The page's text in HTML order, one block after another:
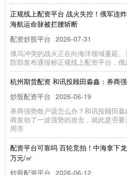
正规线上配资平台 战火失控！俄军连
海航运命脉被拦腰斩断
配资炒股平台 2026-07-31
俄乌冲突的战火正在向海洋领域蔓延
防部发布通报称正规线上配资平台，
杭州期货配资 和讯投顾田淼鑫：券商
炒股配资平台 2026-06-19
券商强势散户该怎么办？和讯投顾田
商发动了一波强势的攻击，就此是否
周市
配资平台可靠吗 百轮竞拍！中海拿下
万元/㎡
炒股配资平台 2026-06-12